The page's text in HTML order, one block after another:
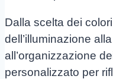
Dalla scelta dei
dell’illuminazione
all’organizzazione
personalizzato per